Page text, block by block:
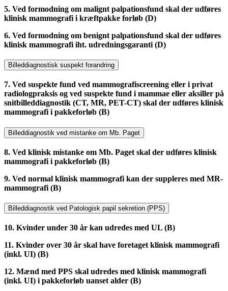
5. Ved formodning om malignt palpationsfund skal der udføres
klinisk mammografi i kræftpakke forløb (D)
6. Ved formodning om benignt palpationsfund skal der udføres
klinisk mammografi iht. udredningsgaranti (D)
Billeddiagnostisk suspekt forandring
7. Ved suspekte fund ved mammografiscreening eller i privat
radiologpraksis og ved suspekte fund i mammae eller aksiller på
snitbilleddiagnostik (CT, MR, PET-CT) skal der udføres klinisk
mammografi i pakkeforløb (B)
Billeddiagnostik ved mistanke om Mb. Paget
8. Ved klinisk mistanke om Mb. Paget skal der udføres klinisk
mammografi i pakkeforløb (B)
9. Ved normal klinisk mammografi kan der suppleres med MR-
mammografi (B)
Billeddiagnostik ved Patologisk papil sekretion (PPS)
10. Kvinder under 30 år kan udredes med UL (B)
11. Kvinder over 30 år skal have foretaget klinisk mammografi
(inkl. UI) (B)
12. Mænd med PPS skal udredes med klinisk mammografi
(inkl. UI) i pakkeforløb uanset alder (B)